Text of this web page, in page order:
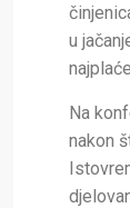
u
Na
nakon